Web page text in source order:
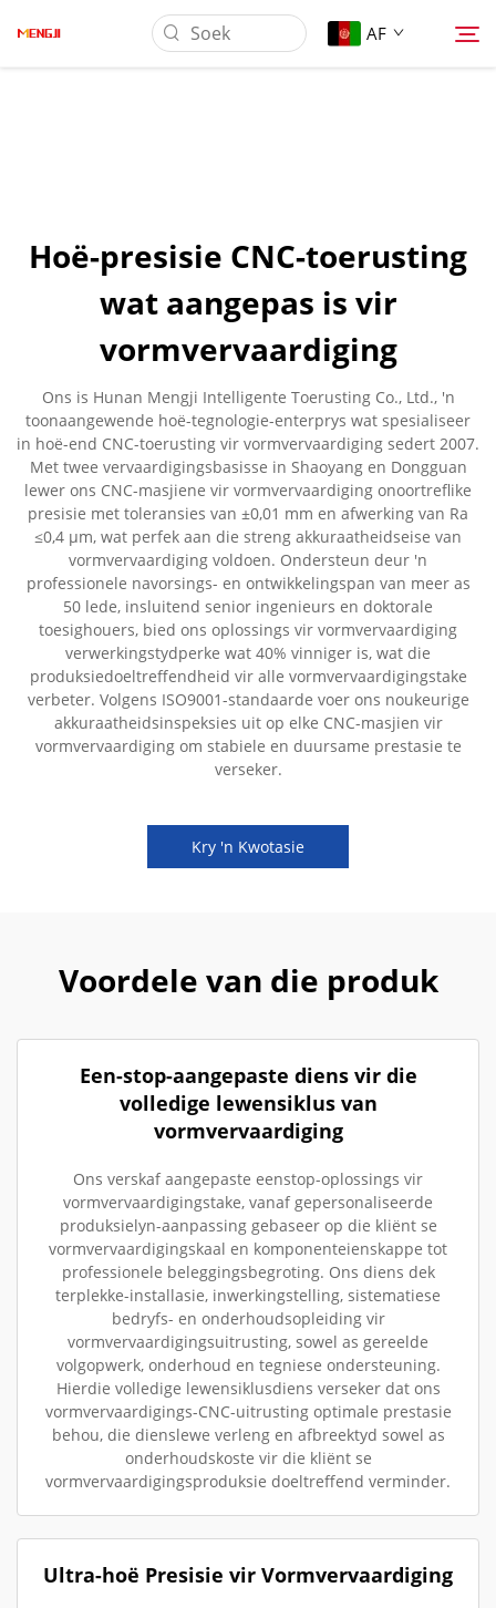
AF
Toepassing
Nuus
Kontak Ons
Hoë-presisie CNC-toerusting
wat aangepas is vir
vormvervaardiging
Ons is Hunan Mengji Intelligente Toerusting Co., Ltd., 'n
toonaangewende hoë-tegnologie-enterprys wat spesialiseer
in hoë-end CNC-toerusting vir vormvervaardiging sedert 2007.
Met twee vervaardigingsbasisse in Shaoyang en Dongguan
lewer ons CNC-masjiene vir vormvervaardiging onoortreflike
presisie met toleransies van ±0,01 mm en afwerking van Ra
≤0,4 µm, wat perfek aan die streng akkuraatheidseise van
vormvervaardiging voldoen. Ondersteun deur 'n
professionele navorsings- en ontwikkelingspan van meer as
50 lede, insluitend senior ingenieurs en doktorale
toesighouers, bied ons oplossings vir vormvervaardiging
verwerkingstydperke wat 40% vinniger is, wat die
produksiedoeltreffendheid vir alle vormvervaardigingstake
verbeter. Volgens ISO9001-standaarde voer ons noukeurige
akkuraatheidsinspeksies uit op elke CNC-masjien vir
vormvervaardiging om stabiele en duursame prestasie te
verseker.
Kry 'n Kwotasie
Voordele van die produk
Een-stop-aangepaste diens vir die
volledige lewensiklus van
vormvervaardiging
Ons verskaf aangepaste eenstop-oplossings vir
vormvervaardigingstake, vanaf gepersonaliseerde
produksielyn-aanpassing gebaseer op die kliënt se
vormvervaardigingskaal en komponenteienskappe tot
professionele beleggingsbegroting. Ons diens dek
terplekke-installasie, inwerkingstelling, sistematiese
bedryfs- en onderhoudsopleiding vir
vormvervaardigingsuitrusting, sowel as gereelde
volgopwerk, onderhoud en tegniese ondersteuning.
Hierdie volledige lewensiklusdiens verseker dat ons
vormvervaardigings-CNC-uitrusting optimale prestasie
behou, die dienslewe verleng en afbreektyd sowel as
onderhoudskoste vir die kliënt se
vormvervaardigingsproduksie doeltreffend verminder.
Ultra-hoë Presisie vir Vormvervaardiging